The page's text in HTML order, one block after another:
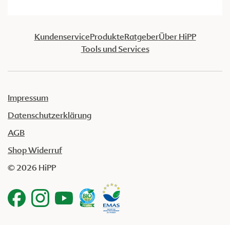
KundenserviceProdukteRatgeberÜber HiPP
Tools und Services
Impressum
Datenschutzerklärung
AGB
Shop Widerruf
© 2026 HiPP